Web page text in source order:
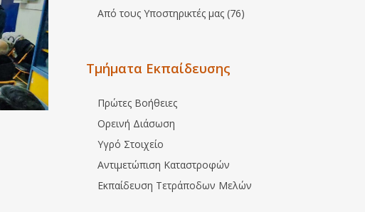
Από τους Υποστηρικτές μας (76)
Τμήματα Εκπαίδευσης
Πρώτες Βοήθειες
Ορεινή Διάσωση
Υγρό Στοιχείο
Αντιμετώπιση Καταστροφών
Εκπαίδευση Τετράποδων Μελών